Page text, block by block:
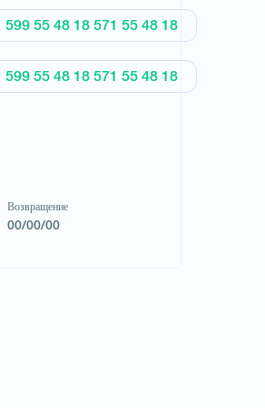
Запросить тур
599 55 48 18 571 55 48 18
599 55 48 18 571 55 48 18
Возвращение
00/00/00